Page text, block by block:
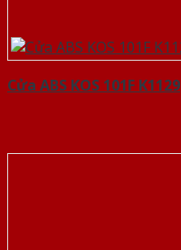
Cửa ABS KOS 101F K1129